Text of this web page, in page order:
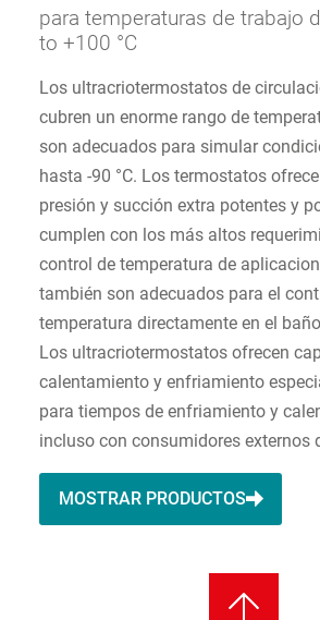
para temperaturas de trabajo
to +100 °C
Los ultracriotermostatos de
cubren un enorme rango de
son adecuados para simular
hasta -90 °C. Los termostatos
presión y succión extra potentes y
cumplen con los más altos
control de temperatura de
también son adecuados para el
temperatura directamente en el
Los ultracriotermostatos ofrecen
calentamiento y enfriamiento
para tiempos de enfriamiento y
incluso con consumidores externos
MOSTRAR PRODUCTOS